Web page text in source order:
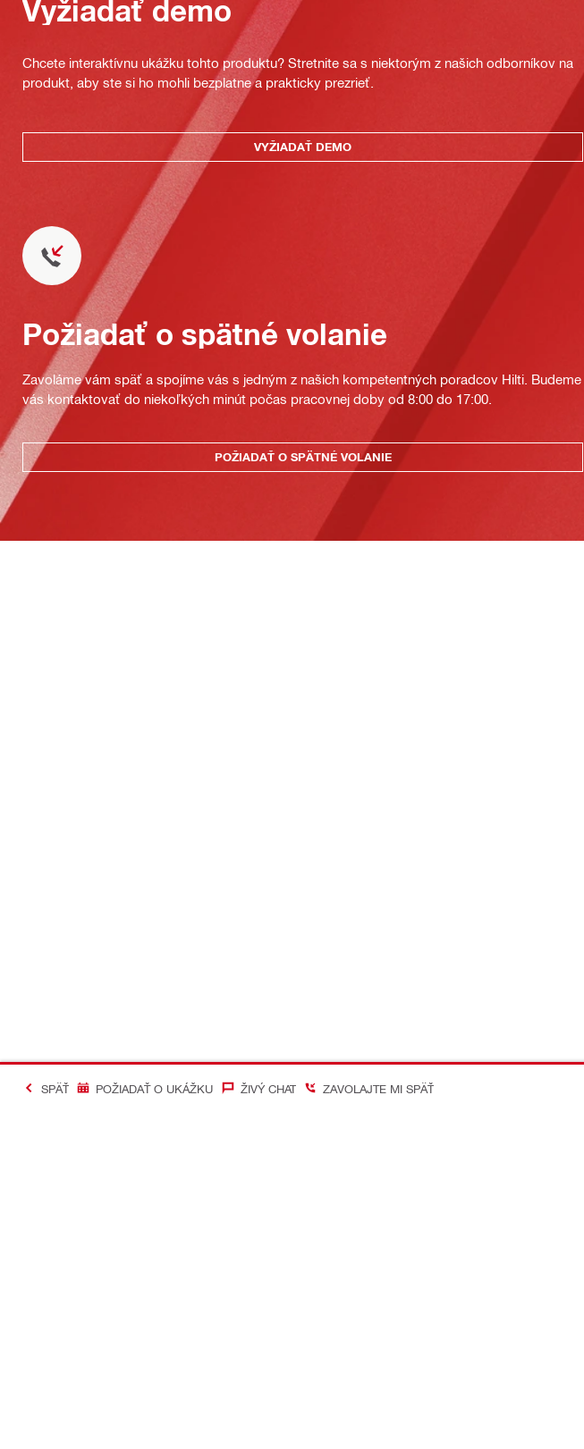
Vyžiadať demo
Chcete interaktívnu ukážku tohto produktu? Stretnite sa s niektorým z našich odborníkov na
produkt, aby ste si ho mohli bezplatne a prakticky prezrieť.
VYŽIADAŤ DEMO
Požiadať o spätné volanie
Zavoláme vám späť a spojíme vás s jedným z našich kompetentných poradcov Hilti. Budeme
vás kontaktovať do niekoľkých minút počas pracovnej doby od 8:00 do 17:00.
POŽIADAŤ O SPÄTNÉ VOLANIE
SPÄŤ POŽIADAŤ O UKÁŽKU ŽIVÝ CHAT ZAVOLAJTE MI SPÄŤ